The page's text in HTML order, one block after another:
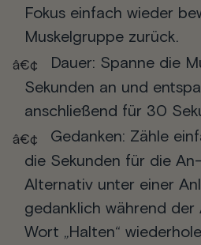
Fokus einfach wieder
Muskelgruppe zurück.
Dauer: Spanne die
Sekunden an und
anschließend für 30
Gedanken: Zähle
die Sekunden für die
Alternativ unter einer
gedanklich während der
Wort „Halten“